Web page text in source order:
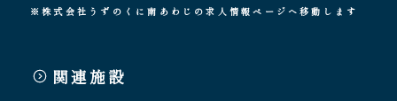
※株式会社うずのくに南あわじの求人情報ページへ移動します
関連施設